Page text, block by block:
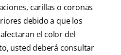
carillas o coronas
debido a que los
el color del
usted deberá consultar